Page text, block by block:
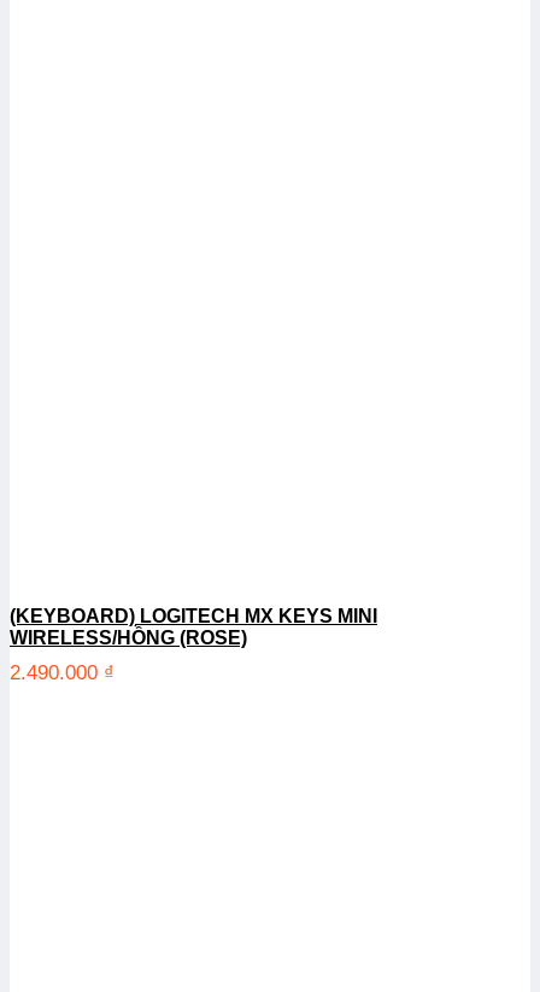
(KEYBOARD) LOGITECH MX KEYS MINI
WIRELESS/HỒNG (ROSE)
2.490.000 ₫